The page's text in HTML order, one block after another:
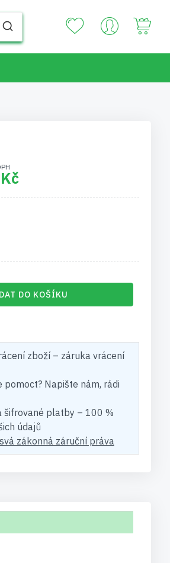
DO KOŠÍKU
zboží – záruka vrácení
pomoct? Napište nám, rádi
šifrované platby – 100 %
údajů
zákonná záruční práva